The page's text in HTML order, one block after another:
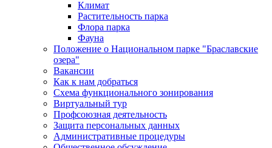
Климат
Растительность парка
Флора парка
Фауна
Положение о Национальном парке "Браславские
озера"
Вакансии
Как к нам добраться
Схема функционального зонирования
Виртуальный тур
Профсоюзная деятельность
Защита персональных данных
Административные процедуры